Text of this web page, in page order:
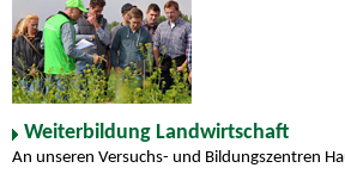
Weiterbildung Landwirtschaft
An unseren Versuchs- und Bildungszentren